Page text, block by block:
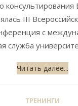
III
с
служба
Читать далее...
ТРЕНИНГИ